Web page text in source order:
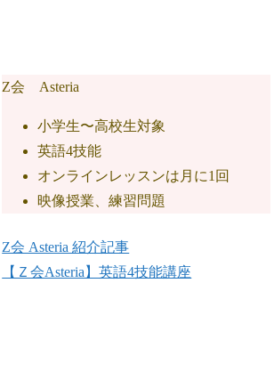
Z会 Asteria
小学生〜高校生対象
英語4技能
オンラインレッスンは月に1回
映像授業、練習問題
Z会 Asteria 紹介記事
【Ｚ会Asteria】英語4技能講座